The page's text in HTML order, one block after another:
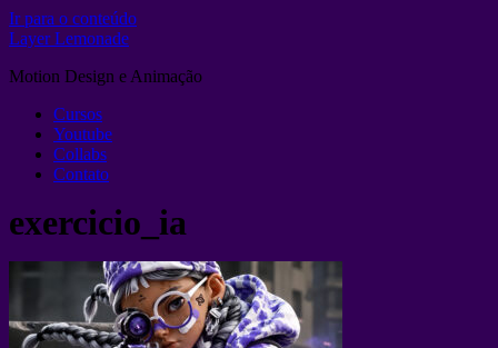
Ir para o conteúdo
Layer Lemonade
Motion Design e Animação
Cursos
Youtube
Collabs
Contato
exercicio_ia